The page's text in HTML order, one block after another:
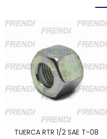
TUERCA RTR 1/2 SAE T-08